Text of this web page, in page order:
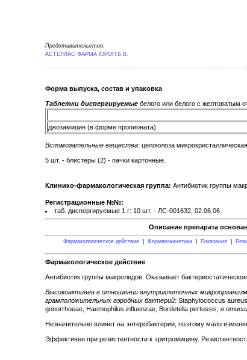
Представительство:
АСТЕЛЛАС ФАРМА ЮРОП Б.В.
Форма выпуска, состав и упаковка
Таблетки диспергируемые белого или белого с желтоватым
джозамицин (в форме пропионата)
Вспомогательные вещества: целлюлоза
5 шт. - блистеры (2) - пачки картонные.
Клинико-фармакологическая группа: Антибиотик группы
Регистрационные №№:
таб. диспергируемые 1 г: 10 шт. - ЛС-001632, 02.06.06
Описание препарата
Фармакологическое действие Фармакокинетика Показания
Фармакологическое действие
Антибиотик группы макролидов. Оказывает
Высокоактивен в отношении внутриклеточных
грамположительных аэробных бактерий: Staphylococcus
gonorrhoeae, Haemophilus influenzae, Bordetella pertussis; в
Незначительно влияет на энтеробактерии, поэтому мало
Эффективен при резистентности к эритромицину.